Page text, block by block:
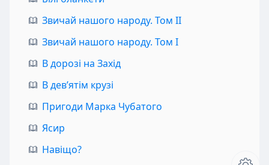
Звичай нашого народу. Том II
Звичай нашого народу. Том I
В дорозі на Захід
В дев’ятім крузі
Пригоди Марка Чубатого
Ясир
Навіщо?